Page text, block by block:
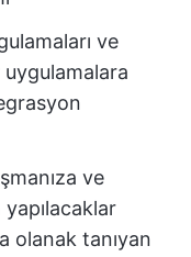
ve
ve
olanak tanıyan